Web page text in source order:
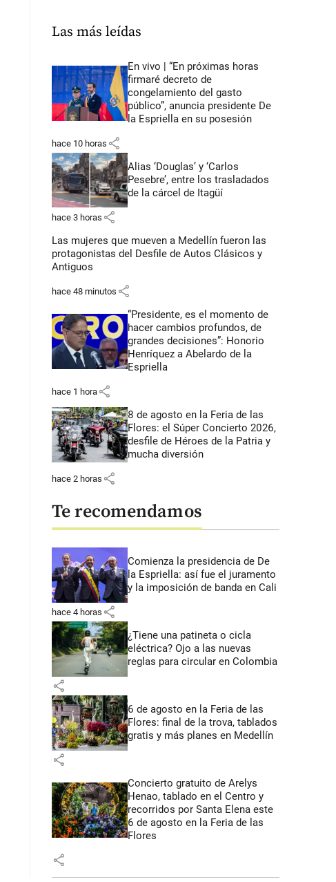
48 segundos
Las más leídas
En vivo | “En próximas horas
firmaré decreto de
congelamiento del gasto
público”, anuncia presidente De
la Espriella en su posesión
hace 10 horas share
Alias ‘Douglas’ y ‘Carlos
Pesebre’, entre los trasladados
de la cárcel de Itagüí
hace 3 horas share
Las mujeres que mueven a Medellín fueron las
protagonistas del Desfile de Autos Clásicos y
Antiguos
hace 48 minutos share
“Presidente, es el momento de
hacer cambios profundos, de
grandes decisiones”: Honorio
Henríquez a Abelardo de la
Espriella
hace 1 hora share
8 de agosto en la Feria de las
Flores: el Súper Concierto 2026,
desfile de Héroes de la Patria y
mucha diversión
hace 2 horas share
Te recomendamos
Comienza la presidencia de De
la Espriella: así fue el juramento
y la imposición de banda en Cali
hace 4 horas share
¿Tiene una patineta o cicla
eléctrica? Ojo a las nuevas
reglas para circular en Colombia
share
6 de agosto en la Feria de las
Flores: final de la trova, tablados
gratis y más planes en Medellín
share
Concierto gratuito de Arelys
Henao, tablado en el Centro y
recorridos por Santa Elena este
6 de agosto en la Feria de las
Flores
share